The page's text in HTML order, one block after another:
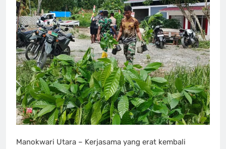
Manokwari Utara – Kerjasama yang erat kembali